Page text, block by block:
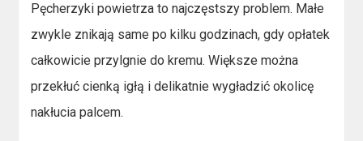
Pęcherzyki powietrza to najczęstszy problem. Małe
zwykle znikają same po kilku godzinach, gdy opłatek
całkowicie przylgnie do kremu. Większe można
przekłuć cienką igłą i delikatnie wygładzić okolicę
nakłucia palcem.